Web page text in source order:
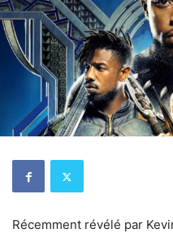
Récemment révélé par